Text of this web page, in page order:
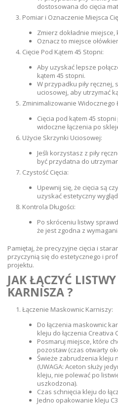
dostosowana do cięcia
Pomiar i Oznaczenie Miejsca
Zmierz dokładnie
Oznacz to miejsce
Cięcie Pod Kątem 45 Stopni:
Aby uzyskać lepsze
kątem 45 stopni.
W przypadku piły ręcznej,
uciosowej, aby utrzymać
Zminimalizowanie Widocznego
Cięcia pod kątem 45
widoczne łączenia po
Użycie Skrzynki Uciosowej:
Jeśli korzystasz z piły
być przydatna do
Czystość Cięcia:
Upewnij się, że cięcia są
uzyskać estetyczny
Kontrola Długości:
Po skróceniu listwy
że jest zgodna z
Pamiętaj, że precyzyjne cięcia i
przyczynią się do estetycznego i
projektu.
JAK ŁĄCZYĆ
KARNISZA ?
Łączenie Maskownic Karniszy:
Do łączenia maskownic
kleju do łączenia Creativa
Posmaruj miejsce, które
pozostaw (czas otwarty
Świeże zabrudzenia kleju
(UWAGA: Aceton służy
kleju, nie polewać po
uszkodzona).
Czas schnięcia kleju do
Jedno opakowanie kleju